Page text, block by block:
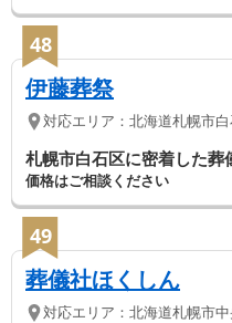
48
伊藤葬祭
対応エリア： 北海道札幌市
札幌市白石区に密着した葬
価格はご相談ください
49
葬儀社ほくしん
対応エリア： 北海道札幌市